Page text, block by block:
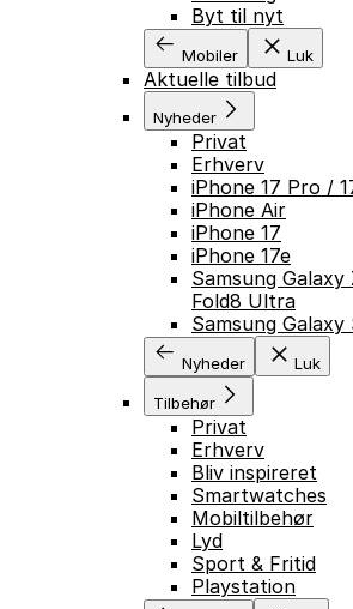
Byt til nyt
Mobiler Luk
Aktuelle tilbud
Nyheder
Privat
Erhverv
iPhone 17 Pro /
iPhone Air
iPhone 17
iPhone 17e
Samsung Galaxy
Fold8 Ultra
Samsung Galaxy
Nyheder Luk
Tilbehør
Privat
Erhverv
Bliv inspireret
Smartwatches
Mobiltilbehør
Lyd
Sport & Fritid
Playstation